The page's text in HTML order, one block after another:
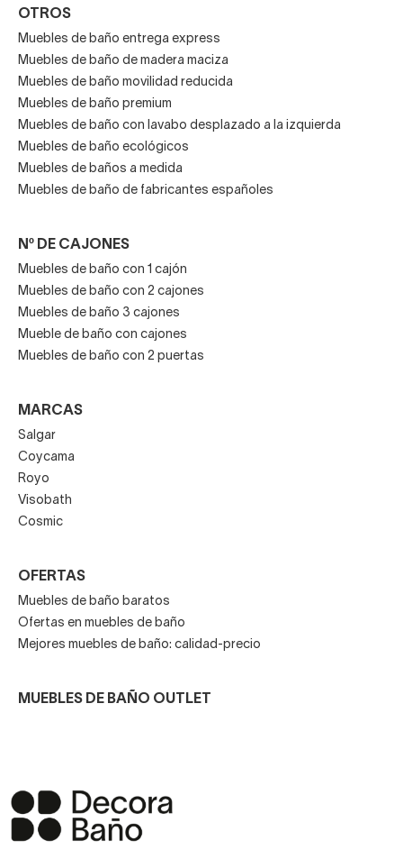
OTROS
Muebles de baño entrega express
Muebles de baño de madera maciza
Muebles de baño movilidad reducida
Muebles de baño premium
Muebles de baño con lavabo desplazado a la izquierda
Muebles de baño ecológicos
Muebles de baños a medida
Muebles de baño de fabricantes españoles
Nº DE CAJONES
Muebles de baño con 1 cajón
Muebles de baño con 2 cajones
Muebles de baño 3 cajones
Mueble de baño con cajones
Muebles de baño con 2 puertas
MARCAS
Salgar
Coycama
Royo
Visobath
Cosmic
OFERTAS
Muebles de baño baratos
Ofertas en muebles de baño
Mejores muebles de baño: calidad-precio
MUEBLES DE BAÑO OUTLET